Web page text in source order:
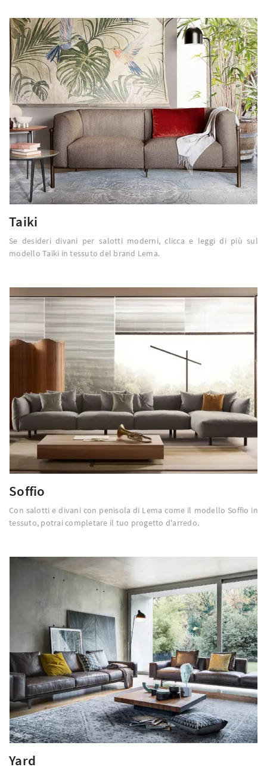
Taiki
Se desideri divani per salotti moderni, clicca e leggi di più sul
modello Taiki in tessuto del brand Lema.
Soffio
Con salotti e divani con penisola di Lema come il modello Soffio in
tessuto, potrai completare il tuo progetto d'arredo.
Yard